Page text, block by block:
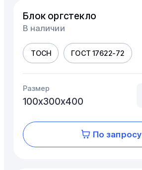
Блок оргстекло
В наличии
ТОСН ГОСТ 17622-72
Размер
100х300х400
По запросу